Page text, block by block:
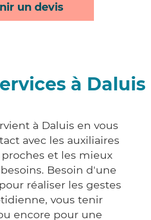
un devis
à Daluis
à Daluis en vous
avec les auxiliaires
et les mieux
Besoin d'une
réaliser les gestes
vous tenir
encore pour une